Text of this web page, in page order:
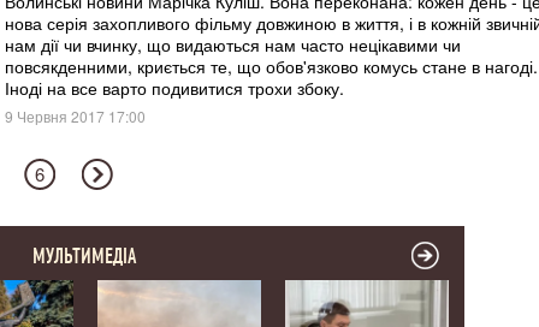
нова серія захопливого фільму довжиною в життя, і в кожній
нам дії чи вчинку, що видаються нам часто нецікавими чи
повсякденними, криється те, що обов'язково комусь стане в нагоді.
Іноді на все варто подивитися трохи збоку.
9 Червня 2017 17:00
6
МУЛЬТИМЕДІА